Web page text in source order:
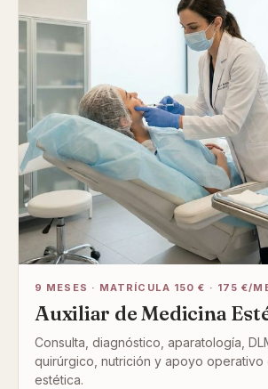
9 MESES · MATRÍCULA 150 € · 175 €/
Auxiliar de Medicina
Consulta, diagnóstico, aparatología,
quirúrgico, nutrición y apoyo operativo
estética.